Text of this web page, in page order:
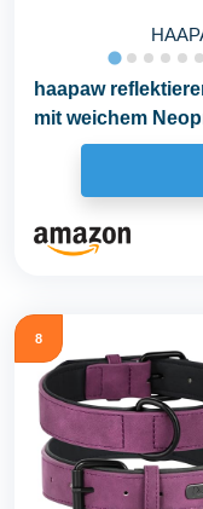
haapaw
mit weichem
Nylon...
8